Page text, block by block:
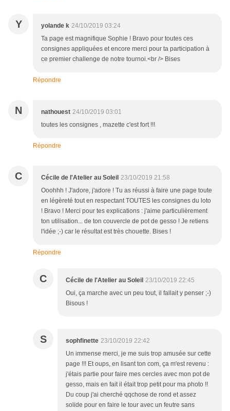
Y yolande k 24/10/2019 03:24
Ta page est magnifique Sophie ! Bravo pour toutes ces
consignes appliquées et encore merci pour ta participation à
ce premier challenge de notre tournoi.<br /> Bises
Répondre
N nathouest 24/10/2019 03:01
toutes les consignes , mazette c'est fort !!!
Répondre
C Cécile de l'Atelier au Soleil 23/10/2019 21:58
Ooohhh ! J'adore, j'adore ! Tu as réussi à faire une page toute
en légèreté tout en respectant TOUTES les consignes du loto
! Bravo ! Merci pour tes explications : j'aime particulièrement
ton utilisation... de ton couvercle de pot de gesso ! Je retiens
l'idée ;-) car le résultat est très chouette. Bises !
Répondre
C Cécile de l'Atelier au Soleil 23/10/2019 22:45
Oui, ça marche avec un peu tout, il fallait y penser ;-)
Bisous !
S sophfinette 23/10/2019 22:42
Un immense merci, je me suis trop amusée sur cette
page !!! Et oups, en lisant ton com, ça m'est revenu :
j'étais partie pour faire mes cercles avec mon pot de
gesso, mais en fait il était trop petit pour ma photo !!
Du coup j'ai cherché qqchose de rond et assez
solide pour en faire le tour avec un feutre sans